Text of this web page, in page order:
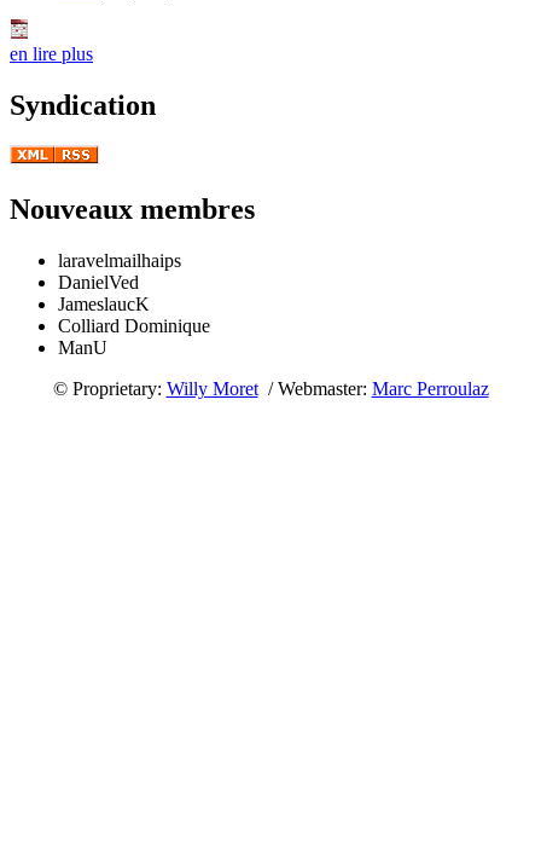
en lire plus
Syndication
Nouveaux membres
laravelmailhaips
DanielVed
JameslaucK
Colliard Dominique
ManU
© Proprietary: Willy Moret/ Webmaster: Marc Perroulaz